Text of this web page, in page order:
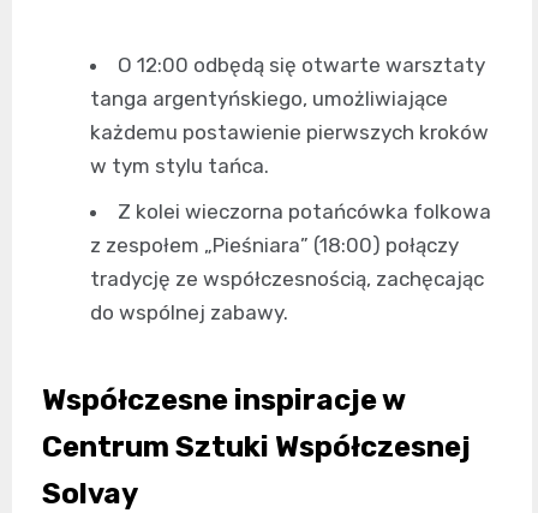
O 12:00 odbędą się otwarte warsztaty
tanga argentyńskiego, umożliwiające
każdemu postawienie pierwszych kroków
w tym stylu tańca.
Z kolei wieczorna potańcówka folkowa
z zespołem „Pieśniara” (18:00) połączy
tradycję ze współczesnością, zachęcając
do wspólnej zabawy.
Współczesne inspiracje w
Centrum Sztuki Współczesnej
Solvay